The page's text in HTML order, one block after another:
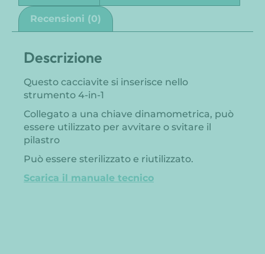
Recensioni (0)
Descrizione
Questo cacciavite si inserisce nello
strumento 4-in-1
Collegato a una chiave dinamometrica, può
essere utilizzato per avvitare o svitare il
pilastro
Può essere sterilizzato e riutilizzato.
Scarica il manuale tecnico